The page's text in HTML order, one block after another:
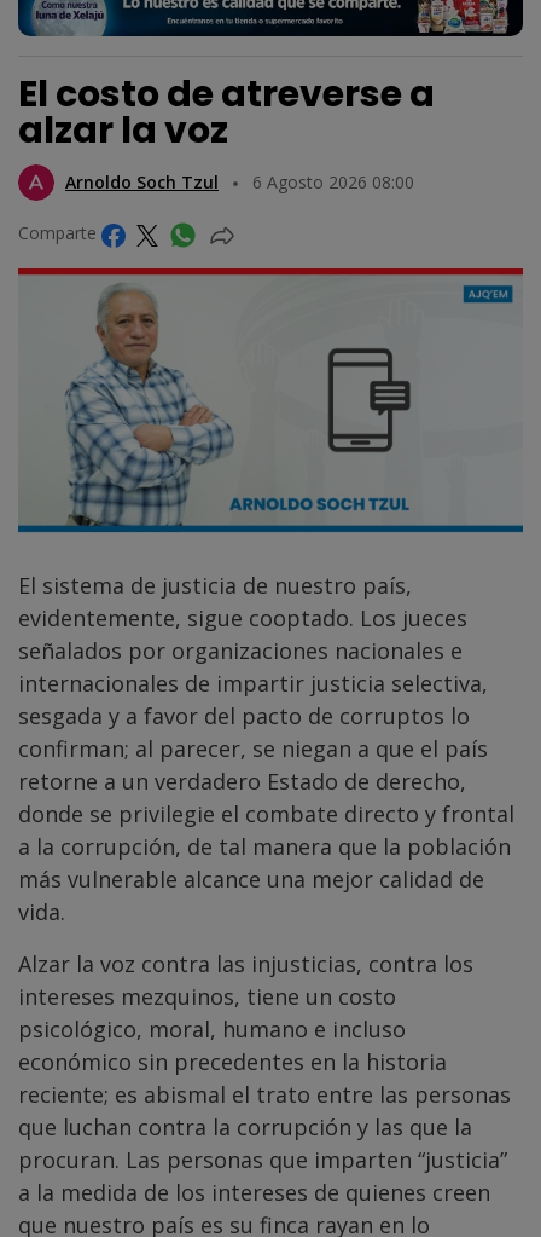
El costo de atreverse a
alzar la voz
Arnoldo Soch Tzul 6 Agosto 2026 08:00
Comparte
El sistema de justicia de nuestro país,
evidentemente, sigue cooptado. Los jueces
señalados por organizaciones nacionales e
internacionales de impartir justicia selectiva,
sesgada y a favor del pacto de corruptos lo
confirman; al parecer, se niegan a que el país
retorne a un verdadero Estado de derecho,
donde se privilegie el combate directo y frontal
a la corrupción, de tal manera que la población
más vulnerable alcance una mejor calidad de
vida.
Alzar la voz contra las injusticias, contra los
intereses mezquinos, tiene un costo
psicológico, moral, humano e incluso
económico sin precedentes en la historia
reciente; es abismal el trato entre las personas
que luchan contra la corrupción y las que la
procuran. Las personas que imparten “justicia”
a la medida de los intereses de quienes creen
que nuestro país es su finca rayan en lo